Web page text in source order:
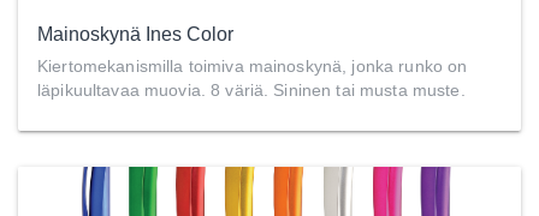
Mainoskynä Ines Color
Kiertomekanismilla toimiva mainoskynä, jonka runko on
läpikuultavaa muovia. 8 väriä. Sininen tai musta muste.